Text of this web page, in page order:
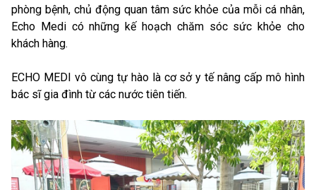
phòng bệnh, chủ động quan tâm sức khỏe của mỗi cá nhân,
Echo Medi có những kế hoạch chăm sóc sức khỏe cho
khách hàng.
ECHO MEDI vô cùng tự hào là cơ sở y tế nâng cấp mô hình
bác sĩ gia đình từ các nước tiên tiến.